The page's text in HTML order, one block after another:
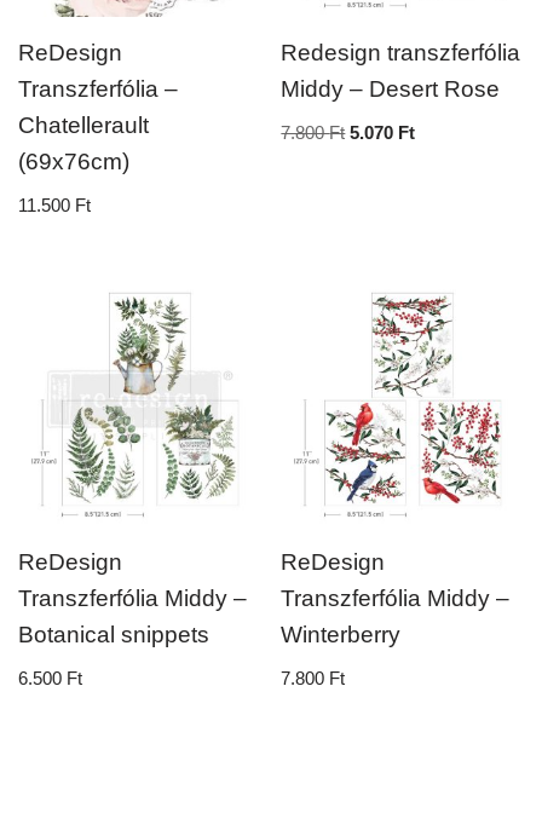
ReDesign
Transzferfólia –
Chatellerault
(69x76cm)
11.500 Ft
Redesign transzferfólia
Middy – Desert Rose
7.800Ft 5.070 Ft
ReDesign
Transzferfólia Middy –
Botanical snippets
6.500 Ft
ReDesign
Transzferfólia Middy –
Winterberry
7.800 Ft